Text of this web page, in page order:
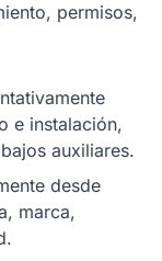
permisos,
e instalación,
auxiliares.
desde
marca,